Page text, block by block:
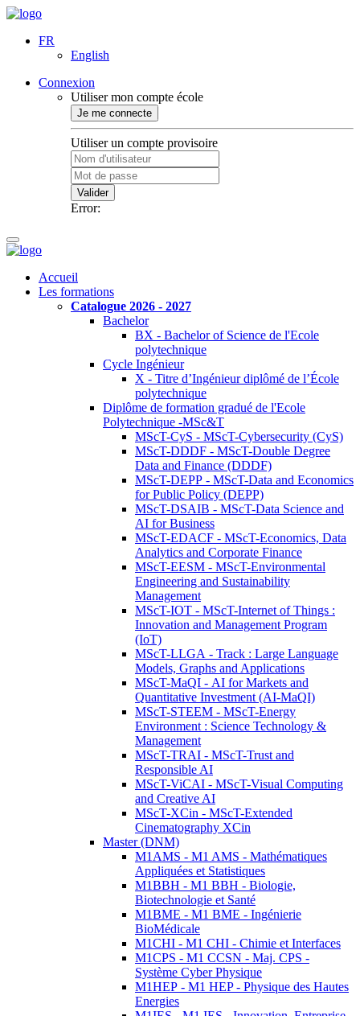
FR
English
Connexion
Utiliser mon compte école
Je me connecte
Utiliser un compte provisoire
Valider
Error:
Accueil
Les formations
Catalogue 2026 - 2027
Bachelor
BX - Bachelor of Science de l'Ecole
polytechnique
Cycle Ingénieur
X - Titre d’Ingénieur diplômé de l’École
polytechnique
Diplôme de formation gradué de l'Ecole
Polytechnique -MSc&T
MScT-CyS - MScT-Cybersecurity (CyS)
MScT-DDDF - MScT-Double Degree
Data and Finance (DDDF)
MScT-DEPP - MScT-Data and Economics
for Public Policy (DEPP)
MScT-DSAIB - MScT-Data Science and
AI for Business
MScT-EDACF - MScT-Economics, Data
Analytics and Corporate Finance
MScT-EESM - MScT-Environmental
Engineering and Sustainability
Management
MScT-IOT - MScT-Internet of Things :
Innovation and Management Program
(IoT)
MScT-LLGA - Track : Large Language
Models, Graphs and Applications
MScT-MaQI - AI for Markets and
Quantitative Investment (AI-MaQI)
MScT-STEEM - MScT-Energy
Environment : Science Technology &
Management
MScT-TRAI - MScT-Trust and
Responsible AI
MScT-ViCAI - MScT-Visual Computing
and Creative AI
MScT-XCin - MScT-Extended
Cinematography XCin
Master (DNM)
M1AMS - M1 AMS - Mathématiques
Appliquées et Statistiques
M1BBH - M1 BBH - Biologie,
Biotechnologie et Santé
M1BME - M1 BME - Ingénierie
BioMédicale
M1CHI - M1 CHI - Chimie et Interfaces
M1CPS - M1 CCSN - Maj. CPS -
Système Cyber Physique
M1HEP - M1 HEP - Physique des Hautes
Energies